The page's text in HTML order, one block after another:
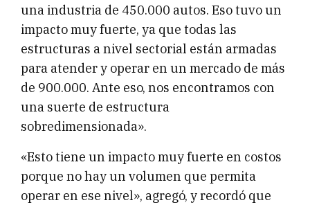
una industria de 450.000 autos. Eso tuvo un
impacto muy fuerte, ya que todas las
estructuras a nivel sectorial están armadas
para atender y operar en un mercado de más
de 900.000. Ante eso, nos encontramos con
una suerte de estructura
sobredimensionada».
«Esto tiene un impacto muy fuerte en costos
porque no hay un volumen que permita
operar en ese nivel», agregó, y recordó que